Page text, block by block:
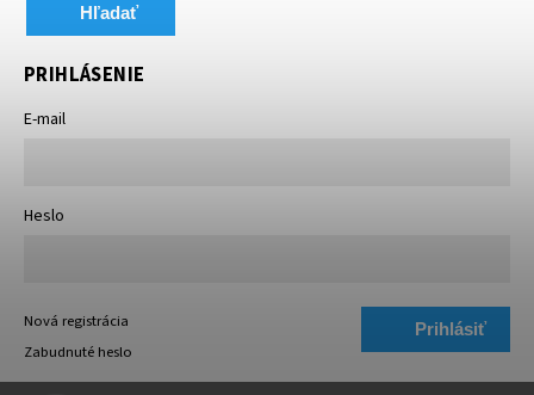
Hľadať
PRIHLÁSENIE
E-mail
Heslo
Prihlásiť
Nová registrácia
Zabudnuté heslo